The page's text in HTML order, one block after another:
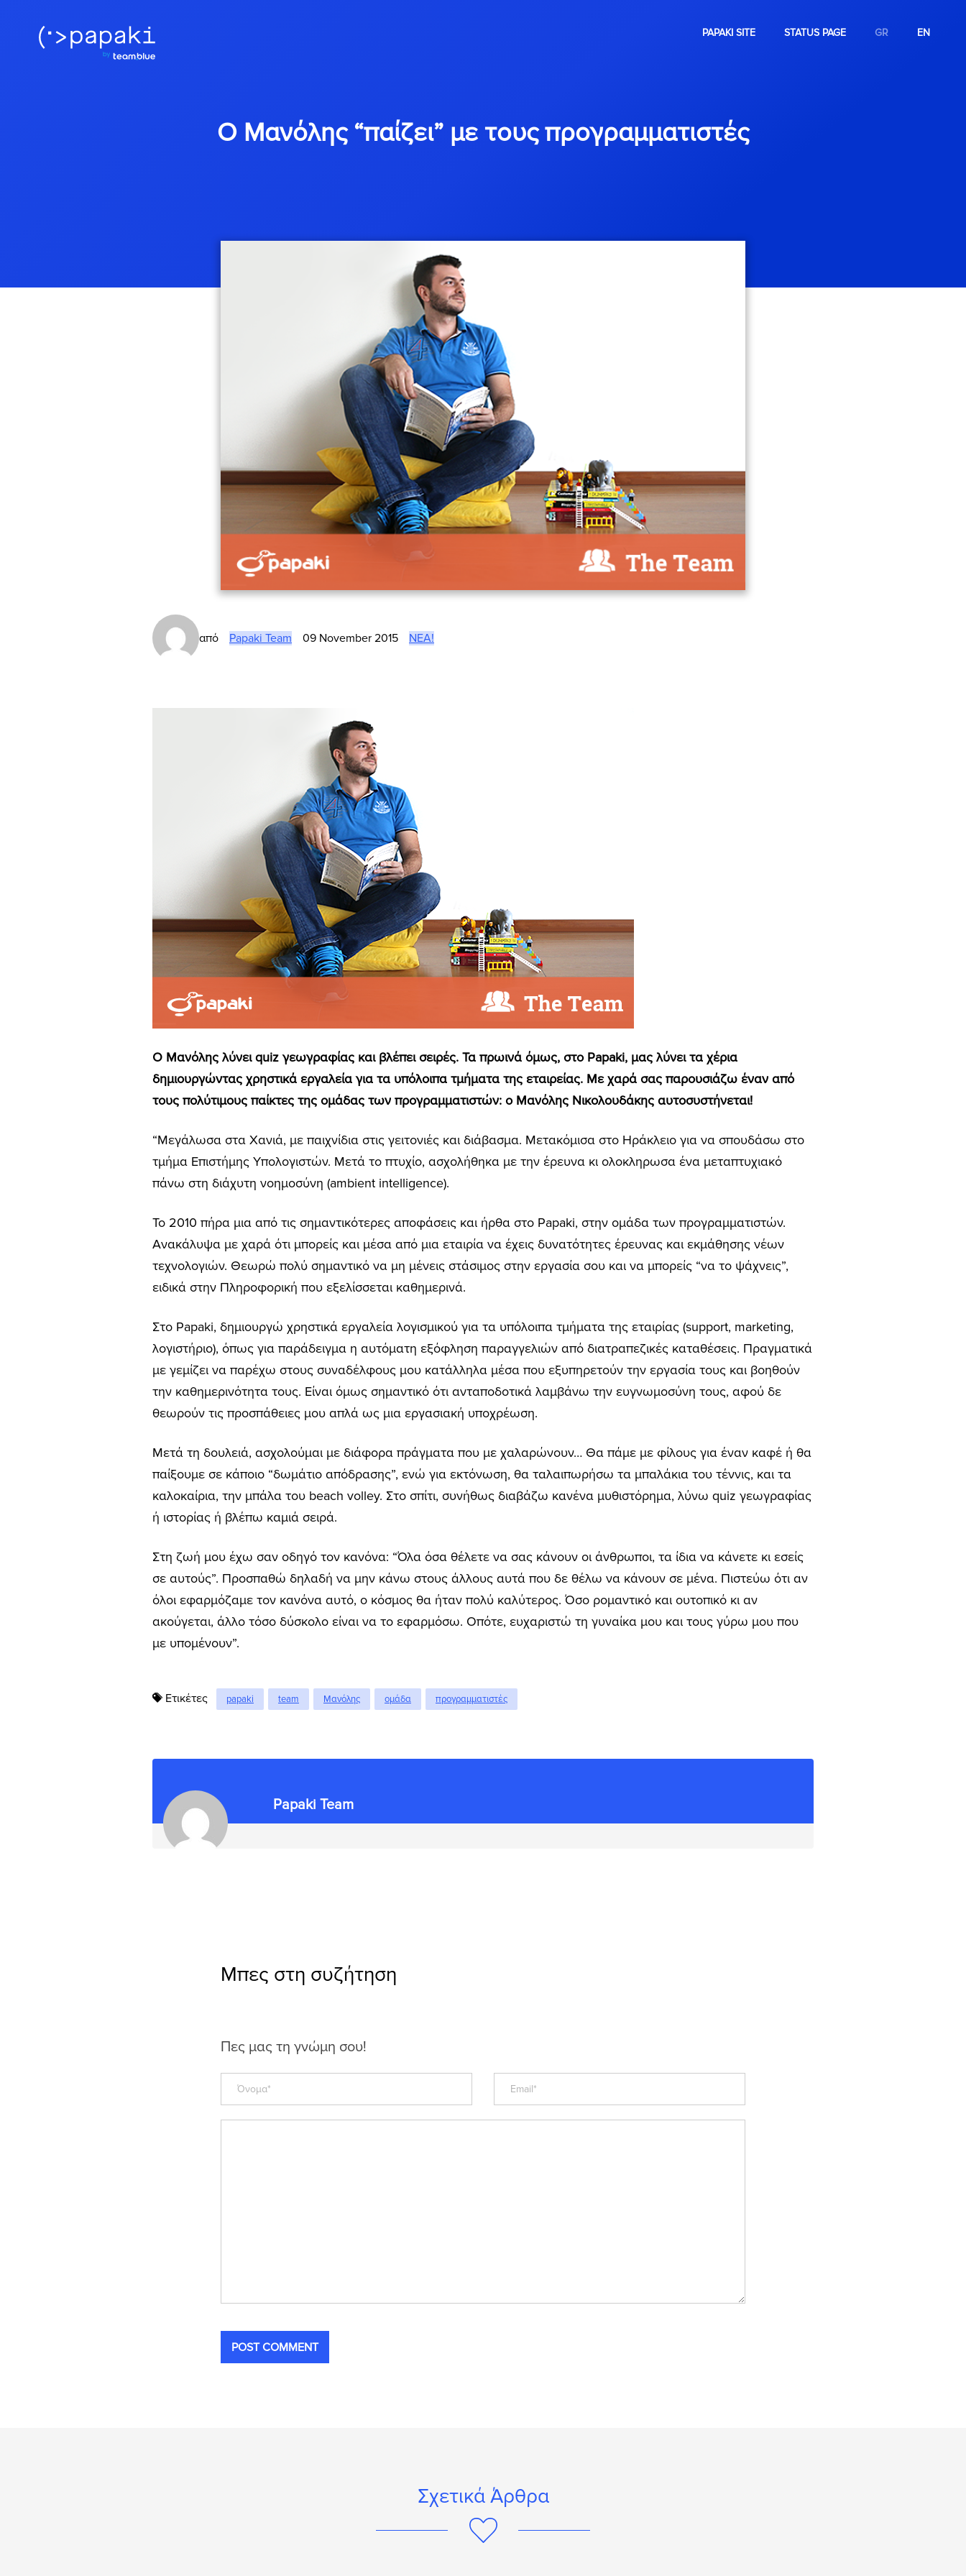
PAPAKI SITE STATUS PAGE GR EN
Ο Μανόλης “παίζει” με τους προγραμματιστές
από Papaki Team 09 November 2015 ΝΈΑ!
Ο Μανόλης λύνει quiz γεωγραφίας και βλέπει σειρές. Τα πρωινά όμως, στο Papaki, μας λύνει τα χέρια
δημιουργώντας χρηστικά εργαλεία για τα υπόλοιπα τμήματα της εταιρείας. Με χαρά σας παρουσιάζω έναν από
τους πολύτιμους παίκτες της ομάδας των προγραμματιστών: ο Μανόλης Νικολουδάκης αυτοσυστήνεται!
“Μεγάλωσα στα Χανιά, με παιχνίδια στις γειτονιές και διάβασμα. Μετακόμισα στο Ηράκλειο για να σπουδάσω στο
τμήμα Επιστήμης Υπολογιστών. Μετά το πτυχίο, ασχολήθηκα με την έρευνα κι ολοκληρωσα ένα μεταπτυχιακό
πάνω στη διάχυτη νοημοσύνη (ambient intelligence).
Το 2010 πήρα μια από τις σημαντικότερες αποφάσεις και ήρθα στο Papaki, στην ομάδα των προγραμματιστών.
Ανακάλυψα με χαρά ότι μπορείς και μέσα από μια εταιρία να έχεις δυνατότητες έρευνας και εκμάθησης νέων
τεχνολογιών. Θεωρώ πολύ σημαντικό να μη μένεις στάσιμος στην εργασία σου και να μπορείς “να το ψάχνεις”,
ειδικά στην Πληροφορική που εξελίσσεται καθημερινά.
Στο Papaki, δημιουργώ χρηστικά εργαλεία λογισμικού για τα υπόλοιπα τμήματα της εταιρίας (support, marketing,
λογιστήριο), όπως για παράδειγμα η αυτόματη εξόφληση παραγγελιών από διατραπεζικές καταθέσεις. Πραγματικά
με γεμίζει να παρέχω στους συναδέλφους μου κατάλληλα μέσα που εξυπηρετούν την εργασία τους και βοηθούν
την καθημερινότητα τους. Είναι όμως σημαντικό ότι ανταποδοτικά λαμβάνω την ευγνωμοσύνη τους, αφού δε
θεωρούν τις προσπάθειες μου απλά ως μια εργασιακή υποχρέωση.
Μετά τη δουλειά, ασχολούμαι με διάφορα πράγματα που με χαλαρώνουν… Θα πάμε με φίλους για έναν καφέ ή θα
παίξουμε σε κάποιο “δωμάτιο απόδρασης”, ενώ για εκτόνωση, θα ταλαιπωρήσω τα μπαλάκια του τέννις, και τα
καλοκαίρια, την μπάλα του beach volley. Στο σπίτι, συνήθως διαβάζω κανένα μυθιστόρημα, λύνω quiz γεωγραφίας
ή ιστορίας ή βλέπω καμιά σειρά.
Στη ζωή μου έχω σαν οδηγό τον κανόνα: “Όλα όσα θέλετε να σας κάνουν οι άνθρωποι, τα ίδια να κάνετε κι εσείς
σε αυτούς”. Προσπαθώ δηλαδή να μην κάνω στους άλλους αυτά που δε θέλω να κάνουν σε μένα. Πιστεύω ότι αν
όλοι εφαρμόζαμε τον κανόνα αυτό, ο κόσμος θα ήταν πολύ καλύτερος. Όσο ρομαντικό και ουτοπικό κι αν
ακούγεται, άλλο τόσο δύσκολο είναι να το εφαρμόσω. Οπότε, ευχαριστώ τη γυναίκα μου και τους γύρω μου που
με υπομένουν”.
Ετικέτες papaki team Μανόλης ομάδα προγραμματιστές
Papaki Team
Μπες στη συζήτηση
Πες μας τη γνώμη σου!
Σχετικά Άρθρα